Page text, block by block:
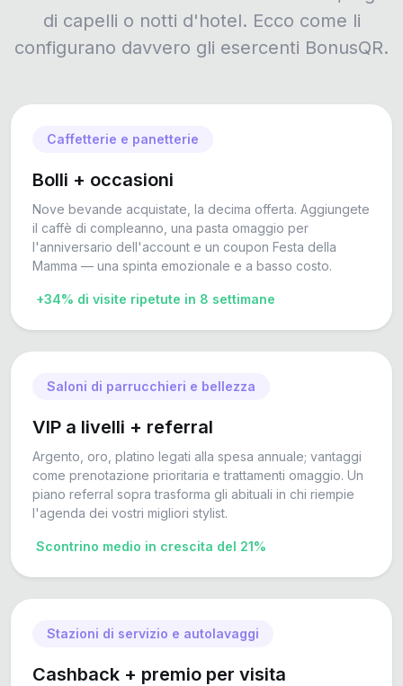
di capelli o notti d'hotel. Ecco come li
configurano davvero gli esercenti BonusQR.
Caffetterie e panetterie
Bolli + occasioni
Nove bevande acquistate, la decima offerta. Aggiungete
il caffè di compleanno, una pasta omaggio per
l'anniversario dell'account e un coupon Festa della
Mamma — una spinta emozionale e a basso costo.
+34% di visite ripetute in 8 settimane
Saloni di parrucchieri e bellezza
VIP a livelli + referral
Argento, oro, platino legati alla spesa annuale; vantaggi
come prenotazione prioritaria e trattamenti omaggio. Un
piano referral sopra trasforma gli abituali in chi riempie
l'agenda dei vostri migliori stylist.
Scontrino medio in crescita del 21%
Stazioni di servizio e autolavaggi
Cashback + premio per visita